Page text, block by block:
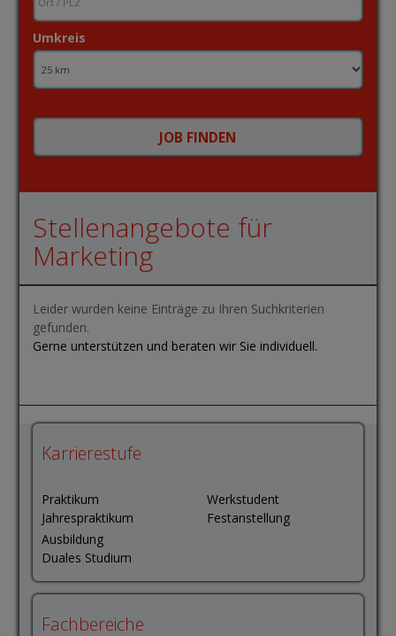
Umkreis
Stellenangebote für
Marketing
Leider wurden keine Einträge zu Ihren Suchkriterien
gefunden.
Gerne unterstützen und beraten wir Sie individuell.
Karrierestufe
Praktikum
Jahrespraktikum
Ausbildung
Duales Studium
Werkstudent
Festanstellung
Fachbereiche